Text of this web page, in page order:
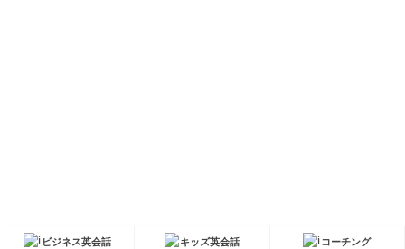
ビジネス英会話 キッズ英会話 コーチング